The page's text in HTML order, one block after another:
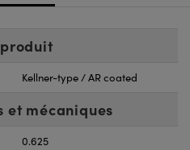
Kellner-type / AR coated
et mécaniques
0.625